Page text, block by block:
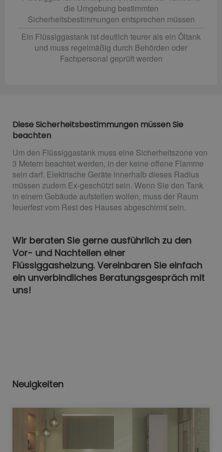
die Umgebung bestimmten
Sicherheitsbestimmungen entsprechen müssen
Ein Flüssiggastank ist deutlich teurer als ein Öltank
und muss regelmäßig durch Behörden oder
Fachpersonal geprüft werden
Diese Sicherheitsbestimmungen müssen Sie
beachten
Um den Flüssiggastank muss eine Sicherheitszone von
3 Metern beachtet werden, in der keine offene Flamme
sein darf. Elektrische Geräte innerhalb dieses Radius
müssen zudem Ex-geschützt sein. Wenn Sie den Tank
in einem Gebäude aufstellen wollen, muss der Raum
feuerfest vom Rest des Hauses abgeschirmt sein.
Wir beraten Sie gerne ausführlich zu den
Vor- und Nachteilen einer
Flüssiggasheizung. Vereinbaren Sie einfach
ein unverbindliches Beratungsgespräch mit
uns!
Neuigkeiten